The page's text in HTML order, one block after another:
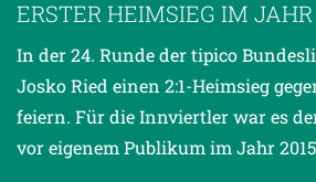
ERSTER HEIMSIEG IM JAHR
In der 24. Runde der tipico
Josko Ried einen 2:1-Heimsieg
feiern. Für die Innviertler war es
vor eigenem Publikum im Jahr